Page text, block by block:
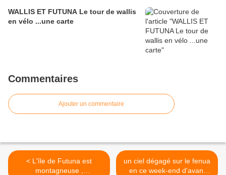
WALLIS ET FUTUNA Le tour de wallis
en vélo ...une carte
Commentaires
Ajouter un commentaire
< L'île de Futuna est
montagneuse ,
un ciel dégagé sur le fenua
en ce week-end d'avant